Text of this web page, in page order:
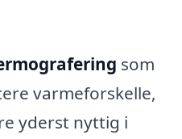
som
varmeforskelle,
yderst nyttig i